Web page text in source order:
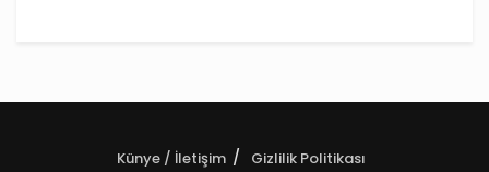
Künye / İletişim Gizlilik Politikası